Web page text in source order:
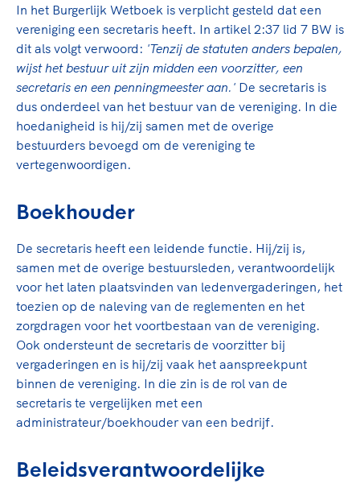
Sportonderzoek
Sportakkoord II
Game Changer
TeamNL kids
Olympische geschiedenis
Nieuwspagina
Sport gaat niet vanzelf
Sport verenigt. Op sportclubs, pleintjes, tijdens
een rondje fietsen, door samen te skaten of naar
de sportschool te gaan. Door samen te juichen
voor Sifan Hassan, Rico Verhoeven, Diede de
genieten van de karatewedstrijd van je dochter,
de halve marathon van je moeder of de
Veilige en integere sport
Diversiteit en inclusie
Gezonde sportomgeving
Duurzaamheid
Bekwaam sportkader
Vitale clubs en bestuurlijk kader
Clubacties
Opleidingen en trainingen
High5 Stappenplan
Ruimte voor sport
Clubondersteuning
Beroepskrachten
Samen voor een veilige
sportomgeving
TeamNL Academie Kalender
Kennisaanbod TeamNL Experts
TeamNL Sport Science Centre
Olympische Spelen LA28
Paralympische Spelen LA28
Topsportbeleid
Topsportfinanciering
Maatschappelijke waarde topsport
Top teamsportcompetities
De TeamNL Academie
De TeamNL Academie biedt een leer- en
ontwikkelprogramma voor de volgende functies
bestuurders, (technisch) directeuren, managers en
In het Burgerlijk Wetboek is verplicht gesteld dat een
vereniging een secretaris heeft. In artikel 2:37 lid 7 BW is
dit als volgt verwoord: 'Tenzij de statuten anders bepalen,
wijst het bestuur uit zijn midden een voorzitter, een
secretaris en een penningmeester aan.' De secretaris is
dus onderdeel van het bestuur van de vereniging. In die
hoedanigheid is hij/zij samen met de overige
bestuurders bevoegd om de vereniging te
vertegenwoordigen.
Boekhouder
De secretaris heeft een leidende functie. Hij/zij is,
samen met de overige bestuursleden, verantwoordelijk
voor het laten plaatsvinden van ledenvergaderingen, het
toezien op de naleving van de reglementen en het
zorgdragen voor het voortbestaan van de vereniging.
Ook ondersteunt de secretaris de voorzitter bij
vergaderingen en is hij/zij vaak het aanspreekpunt
binnen de vereniging. In die zin is de rol van de
secretaris te vergelijken met een
administrateur/boekhouder van een bedrijf.
Beleidsverantwoordelijke